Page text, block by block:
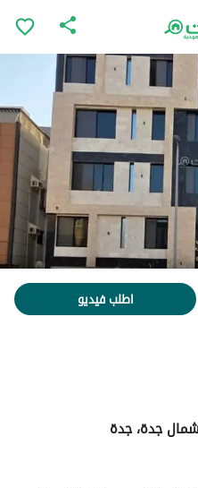
اطلب فيديو
جدة، جدة